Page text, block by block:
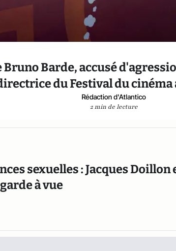
Barde, accusé
du Festival du
Rédaction d'Atlantico
2 min de lecture
sexuelles : Jacques Doillon
à vue